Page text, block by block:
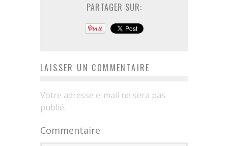
PARTAGER SUR:
LAISSER UN COMMENTAIRE
Votre adresse e-mail ne sera pas
publié.
Commentaire